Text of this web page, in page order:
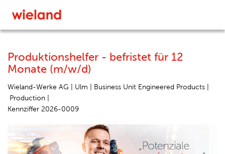
Produktionshelfer - befristet für 12
Monate (m/w/d)
Wieland-Werke AG | Ulm |
Business Unit Engineered Products |
Production |
Kennziffer 2026-0009